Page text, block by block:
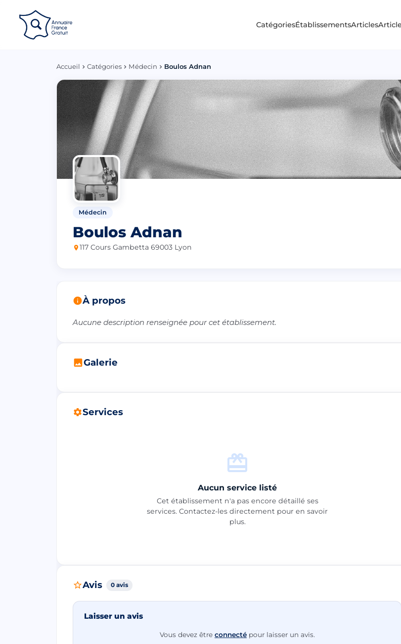
CatégoriesÉtablissementsArticles
Accueil Catégories Médecin Boulos Adnan
Médecin
Boulos Adnan
117 Cours Gambetta 69003 Lyon
À propos
Aucune description renseignée pour cet établissement.
Galerie
Services
Aucun service listé
Cet établissement n'a pas encore détaillé ses
services. Contactez-les directement pour en savoir
plus.
Avis 0 avis
Laisser un avis
Vous devez être connecté pour laisser un avis.